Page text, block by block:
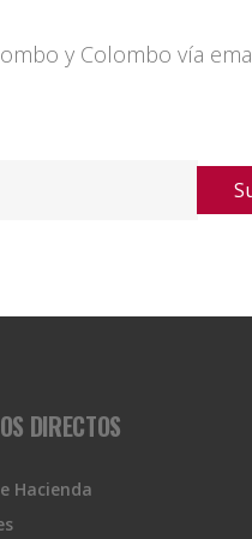
y Colombo vía
DIRECTOS
Hacienda